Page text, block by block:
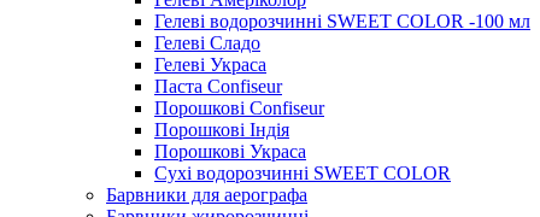
Гелеві водорозчинні SWEET COLOR -100 мл
Гелеві Сладо
Гелеві Украса
Паста Confiseur
Порошкові Confiseur
Порошкові Індія
Порошкові Украса
Сухі водорозчинні SWEET COLOR
Барвники для аерографа